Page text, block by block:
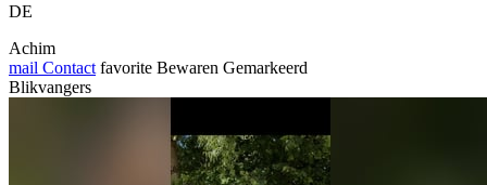
DE
Achim
mail Contact favorite Bewaren Gemarkeerd
Blikvangers